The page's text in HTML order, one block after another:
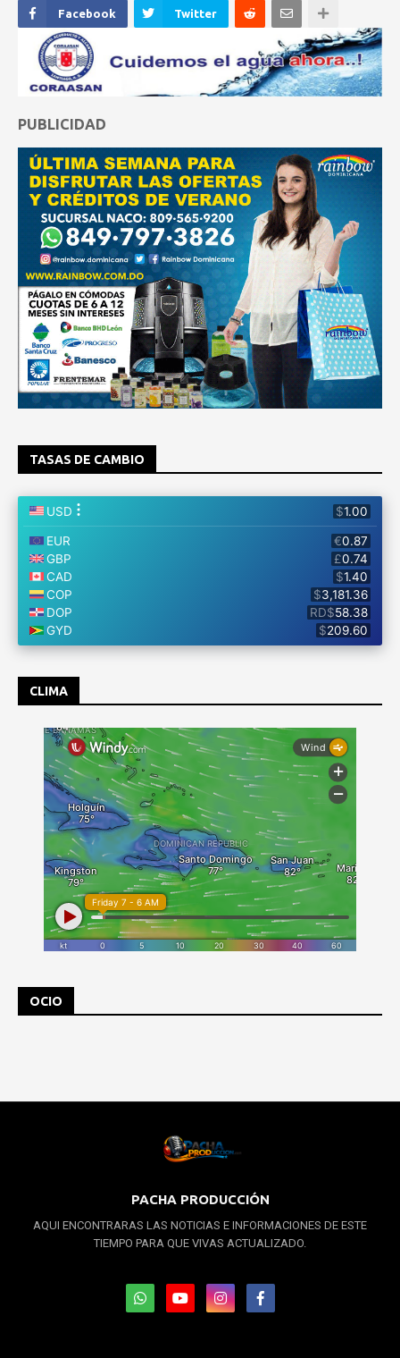
Facebook Twitter
PUBLICIDAD
TASAS DE CAMBIO
CLIMA
OCIO
PACHA PRODUCCIÓN
AQUI ENCONTRARAS LAS NOTICIAS E INFORMACIONES DE ESTE
TIEMPO PARA QUE VIVAS ACTUALIZADO.